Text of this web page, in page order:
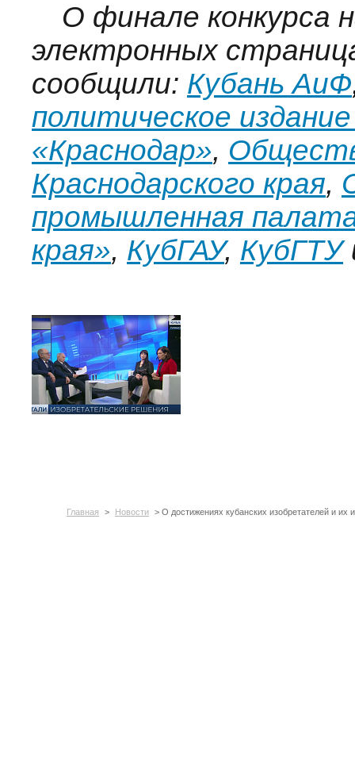
О финале конкурса
электронных
сообщили: Кубань АиФ
политическое
«Краснодар»,
Краснодарского края,
промышленная
края», КубГАУ, КубГТУ
Главная > Новости > О достижениях кубанских изобретателей и